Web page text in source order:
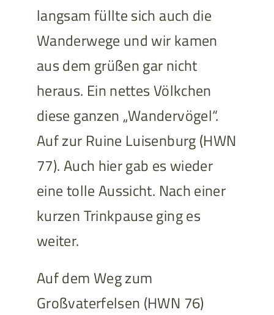
langsam füllte sich auch die
Wanderwege und wir kamen
aus dem grüßen gar nicht
heraus. Ein nettes Völkchen
diese ganzen „Wandervögel“.
Auf zur Ruine Luisenburg (HWN
77). Auch hier gab es wieder
eine tolle Aussicht. Nach einer
kurzen Trinkpause ging es
weiter.
Auf dem Weg zum
Großvaterfelsen (HWN 76)